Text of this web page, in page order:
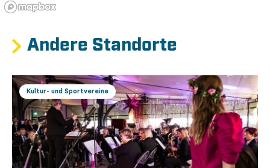
Andere Standorte
Kultur- und Sportvereine